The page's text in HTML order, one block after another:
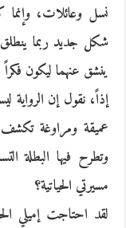
نسل وعائلات، وإنما
شكل جديد ربما ينطلق
ينشق عنهما ليكون فكراً
إذاً، نقول إن
عميقة ومراوغة
وتطرح فيها البطلة
مسيرتي الحياتية؟
لقد احتاجت إميلي